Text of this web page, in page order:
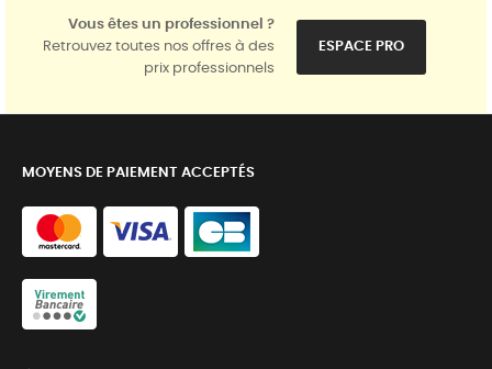
Vous êtes un professionnel ?
Retrouvez toutes nos offres à des
prix professionnels
ESPACE PRO
MOYENS DE PAIEMENT ACCEPTÉS